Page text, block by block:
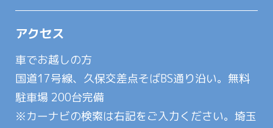
アクセス
車でお越しの方
国道17号線、久保交差点そばBS通り沿い。無料
駐車場 200台完備
※カーナビの検索は右記をご入力ください。埼玉